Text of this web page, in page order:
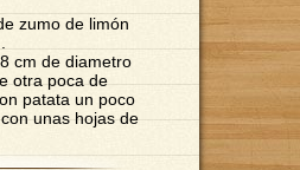
zumo de limón
cm de diametro
otra poca de
patata un poco
unas hojas de